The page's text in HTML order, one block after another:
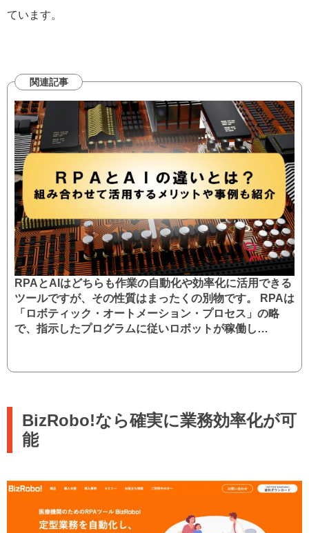
ています。
関連記事
RPAとAIはどちらも作業の自動化や効率化に活用できる
ツールですが、その性質はまったくの別物です。 RPAは
「ロボティック・オートメーション・プロセス」の略
で、指示したプログラムに従いロボットが稼働し…
BizRobo!なら確実に業務効率化が可
能